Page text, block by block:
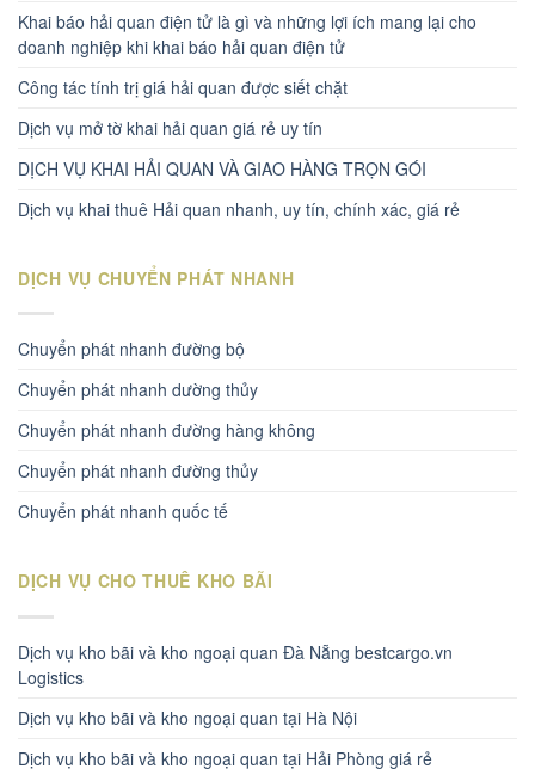
Khai báo hải quan điện tử là gì và những lợi ích mang lại cho
doanh nghiệp khi khai báo hải quan điện tử
Công tác tính trị giá hải quan được siết chặt
Dịch vụ mở tờ khai hải quan giá rẻ uy tín
DỊCH VỤ KHAI HẢI QUAN VÀ GIAO HÀNG TRỌN GÓI
Dịch vụ khai thuê Hải quan nhanh, uy tín, chính xác, giá rẻ
DỊCH VỤ CHUYỂN PHÁT NHANH
Chuyển phát nhanh đường bộ
Chuyển phát nhanh dường thủy
Chuyển phát nhanh đường hàng không
Chuyển phát nhanh đường thủy
Chuyển phát nhanh quốc tế
DỊCH VỤ CHO THUÊ KHO BÃI
Dịch vụ kho bãi và kho ngoại quan Đà Nẵng bestcargo.vn
Logistics
Dịch vụ kho bãi và kho ngoại quan tại Hà Nội
Dịch vụ kho bãi và kho ngoại quan tại Hải Phòng giá rẻ